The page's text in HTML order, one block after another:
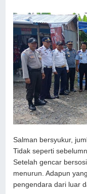
Salman bersyukur,
Tidak seperti
Setelah gencar
menurun. Adapun
pengendara dari luar